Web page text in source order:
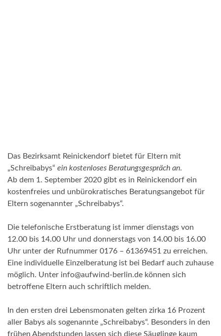
Das Bezirksamt Reinickendorf bietet für Eltern mit
„Schreibabys“ ein kostenloses Beratungsgespräch an.
Ab dem 1. September 2020 gibt es in Reinickendorf ein
kostenfreies und unbürokratisches Beratungsangebot für
Eltern sogenannter „Schreibabys“.
Die telefonische Erstberatung ist immer dienstags von
12.00 bis 14.00 Uhr und donnerstags von 14.00 bis 16.00
Uhr unter der Rufnummer 0176 – 61369451 zu erreichen.
Eine individuelle Einzelberatung ist bei Bedarf auch zuhause
möglich. Unter info@aufwind-berlin.de können sich
betroffene Eltern auch schriftlich melden.
In den ersten drei Lebensmonaten gelten zirka 16 Prozent
aller Babys als sogenannte „Schreibabys“. Besonders in den
frühen Abendstunden lassen sich diese Säuglinge kaum